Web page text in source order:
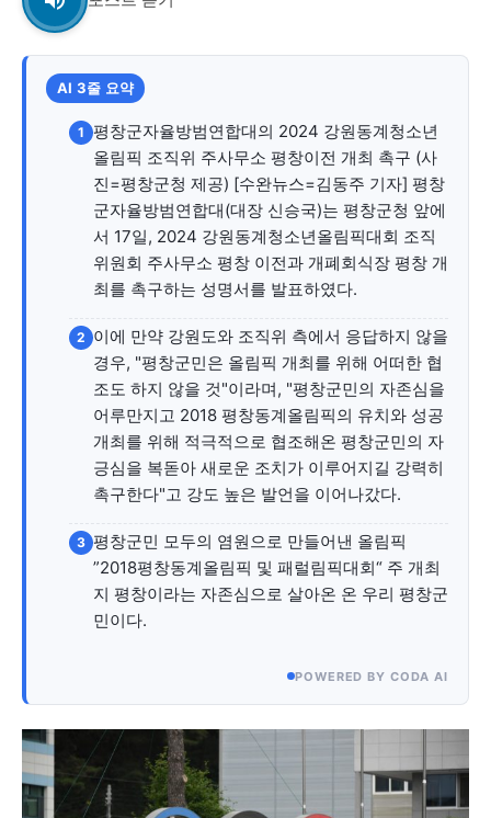
자유게시판
서비스 & 앱
수완뉴스 추천 서비스
스토어 수완 키즈 청년공감
멤버십 소개 이니셔티브
커리어
기자단 참여
저널리즘 바이브
출판서비스
보도자료 작성 서비스
스위프트 하이브
라라프레스
오픈미트
자유게시판
서비스 & 앱
수완뉴스 추천 서비스
스토어 수완 키즈 청년공감
멤버십 소개 이니셔티브
커리어
기자단 참여
저널리즘 바이브
출판서비스
보도자료 작성 서비스
스위프트 하이브
라라프레스
오픈미트
1020의 목소리, 수완뉴스가 잘 하는 일입니다.
AI 3줄 요약
1
평창군자율방범연합대의 2024 강원동계청소년
올림픽 조직위 주사무소 평창이전 개최 촉구 (사
진=평창군청 제공) [수완뉴스=김동주 기자] 평창
군자율방범연합대(대장 신승국)는 평창군청 앞에
서 17일, 2024 강원동계청소년올림픽대회 조직
위원회 주사무소 평창 이전과 개폐회식장 평창 개
최를 촉구하는 성명서를 발표하였다.
2 이에 만약 강원도와 조직위 측에서 응답하지 않을
경우, "평창군민은 올림픽 개최를 위해 어떠한 협
조도 하지 않을 것"이라며, "평창군민의 자존심을
어루만지고 2018 평창동계올림픽의 유치와 성공
개최를 위해 적극적으로 협조해온 평창군민의 자
긍심을 복돋아 새로운 조치가 이루어지길 강력히
촉구한다"고 강도 높은 발언을 이어나갔다.
3 평창군민 모두의 염원으로 만들어낸 올림픽
”2018평창동계올림픽 및 패럴림픽대회“ 주 개최
지 평창이라는 자존심으로 살아온 온 우리 평창군
민이다.
POWERED BY CODA AI